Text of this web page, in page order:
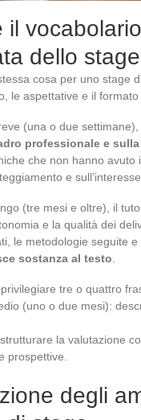
il
dello stage
cosa per uno stage
le aspettative e il formato
(una o due settimane),
professionale e
che non hanno avuto
e
(tre mesi e oltre), il
e la qualità dei
le metodologie seguite
sostanza al testo
tre o quattro
(uno o due mesi):
la valutazione
prospettive.
degli